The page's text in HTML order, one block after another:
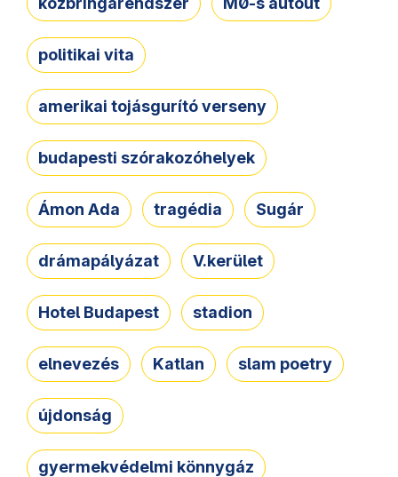
politikai vita
amerikai tojásgurító verseny
budapesti szórakozóhelyek
Ámon Ada tragédia Sugár
drámapályázat V.kerület
Hotel Budapest stadion
elnevezés Katlan slam poetry
újdonság
gyermekvédelmi könnygáz